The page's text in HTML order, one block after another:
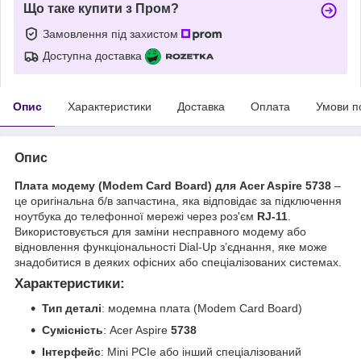
Що таке купити з Пром?
Замовлення під захистом
Доступна доставка
Опис Характеристики Доставка Оплата Умови
Опис
Плата модему (Modem Card Board) для Acer Aspire 5738 –
це оригінальна б/в запчастина, яка відповідає за підключення
ноутбука до телефонної мережі через роз'єм RJ-11
Використовується для заміни несправного модему або
відновлення функціональності Dial-Up з’єднання, яке може
знадобитися в деяких офісних або спеціалізованих системах.
Характеристики:
Тип деталі: модемна плата (Modem Card Board)
Сумісність: Acer Aspire 5738
Інтерфейс: Mini PCIe або інший спеціалізований